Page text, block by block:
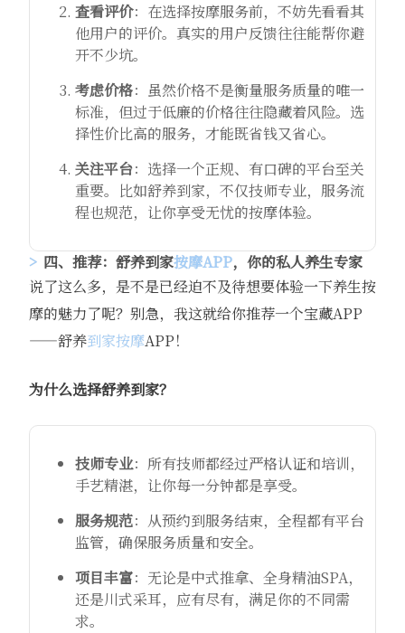
查看评价：在选择按摩服务前，不妨先看看其
他用户的评价。真实的用户反馈往往能帮你避
开不少坑。
考虑价格：虽然价格不是衡量服务质量的唯一
标准，但过于低廉的价格往往隐藏着风险。选
择性价比高的服务，才能既省钱又省心。
关注平台：选择一个正规、有口碑的平台至关
重要。比如舒养到家，不仅技师专业，服务流
程也规范，让你享受无忧的按摩体验。
四、推荐：舒养到家按摩APP，你的私人养生专家
说了这么多，是不是已经迫不及待想要体验一下养生按
摩的魅力了呢？别急，我这就给你推荐一个宝藏APP
——舒养到家按摩APP！
为什么选择舒养到家？
技师专业：所有技师都经过严格认证和培训，
手艺精湛，让你每一分钟都是享受。
服务规范：从预约到服务结束，全程都有平台
监管，确保服务质量和安全。
项目丰富：无论是中式推拿、全身精油SPA，
还是川式采耳，应有尽有，满足你的不同需
求。